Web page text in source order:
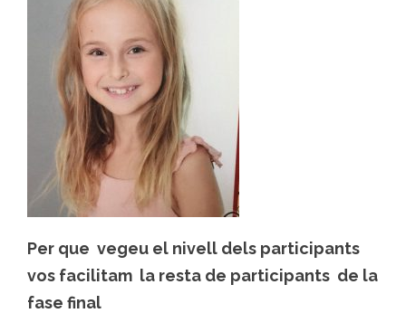
Per que vegeu el nivell dels participants
vos facilitam la resta de participants de la
fase final